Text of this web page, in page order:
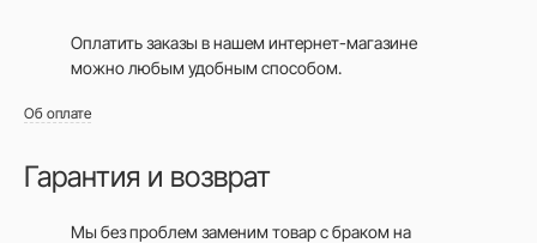
Оплатить заказы в нашем интернет-магазине
можно любым удобным способом.
Об оплате
Гарантия и возврат
Мы без проблем заменим товар с браком на